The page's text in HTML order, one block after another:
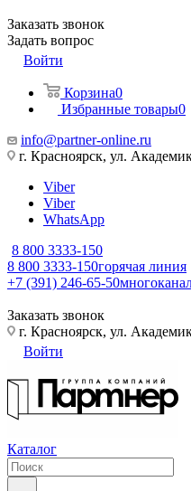
Заказать звонок
Задать вопрос
Войти
Корзина0
Избранные товары0
info@partner-online.ru
г. Красноярск, ул.
Viber
Viber
WhatsApp
8 800 3333-150
8 800 3333-150горячая линия
+7 (391) 246-65-50
Заказать звонок
г. Красноярск, ул.
Войти
Каталог